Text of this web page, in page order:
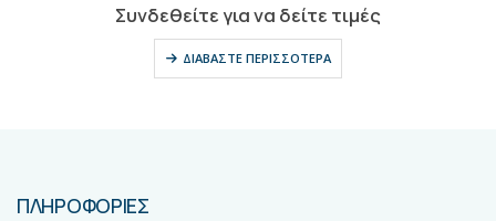
out of 5
Συνδεθείτε για να δείτε τιμές
ΔΙΑΒΆΣΤΕ ΠΕΡΙΣΣΌΤΕΡΑ
ΠΛΗΡΟΦΟΡΙΕΣ